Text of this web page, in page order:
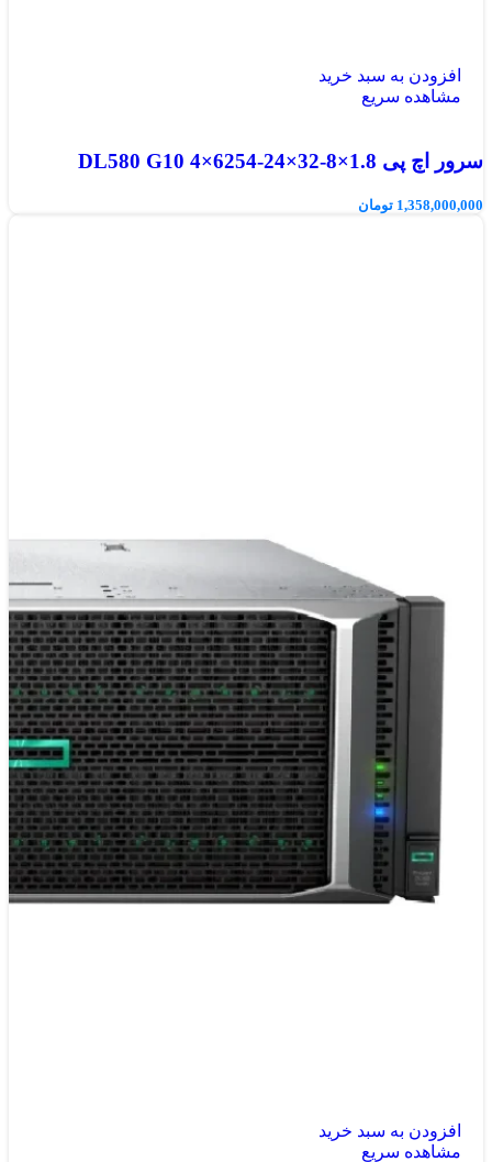
افزودن به سبد خرید
مشاهده سریع
سرور اچ پی DL580 G10 4×6254-24×32-8×1.8
1,358,000,000 تومان
افزودن به سبد خرید
مشاهده سریع